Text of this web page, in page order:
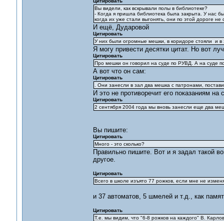
Вы видели, как вскрывали полы в библиотеке?
- Когда я пришла библиотека была закрыта. У нас
когда их уже стали выгонять, они по этой дороге
И ещё, Дударовой
Цитировать
У них были огромные мешки, в коридоре стояли и в
Я могу привести десятки цитат. Но вот
Цитировать
Про мешки он говорил на суде по РУВД. А на суде
А вот что он сам:
Цитировать
. Они занесли в зал два мешка с патронами,
И это не противоречит его показаниям
Цитировать
2 сентября 2004 года мы вновь занесли еще два
Вы пишите:
Цитировать
Много - это сколько?
Правильно пишите. Вот и я задал такой
другое.
Цитировать
Всего в школе изъято 77 рожков, если мне не
и 37 автоматов, 5 шмелей и т.д., как
Цитировать
Т.е. мы видим, что "6-8 рожков на каждого" В.